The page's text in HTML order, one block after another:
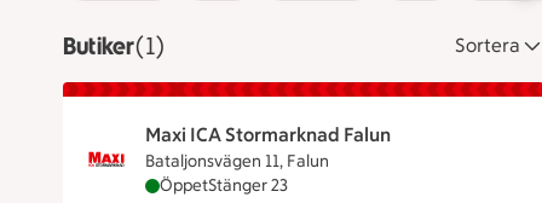
ButikerVisar 1 stycken
(1) Sortera
Maxi ICA Stormarknad Falun
Bataljonsvägen 11, Falun
Maxi ICA Stormarknad Falun är öppen nu,
ÖppetStänger 23